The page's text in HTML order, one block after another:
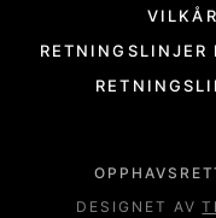
RETNINGSLINJER
DESIGNET AV